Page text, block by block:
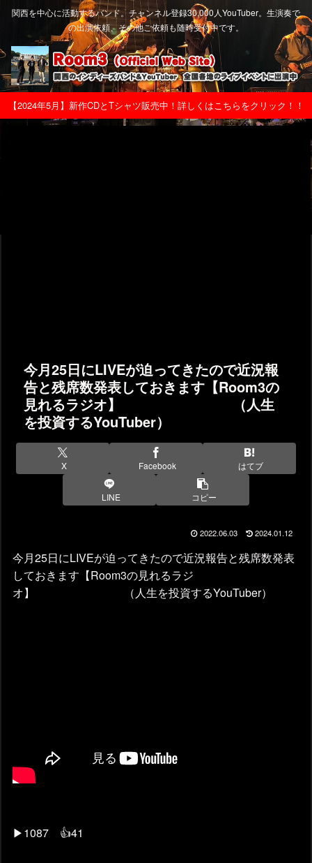
関西を中心に活動するバンド。チャンネル登録30,000人YouTuber。生演奏で
の出演依頼、その他ご依頼も随時受付中です。
【2024年5月】新作CDとTシャツ販売中！詳しくはこちらをクリック！！
今月25日にLIVEが迫ってきたので近況報
告と残席数発表しておきます【Room3の
見れるラジオ】 （人生
を投資するYouTuber）
X Facebook はてブ
LINE コピー
2022.06.03 2024.01.12
今月25日にLIVEが迫ってきたので近況報告と残席数発表
しておきます【Room3の見れるラジ
オ】 （人生を投資するYouTuber）
▶1087 👍41